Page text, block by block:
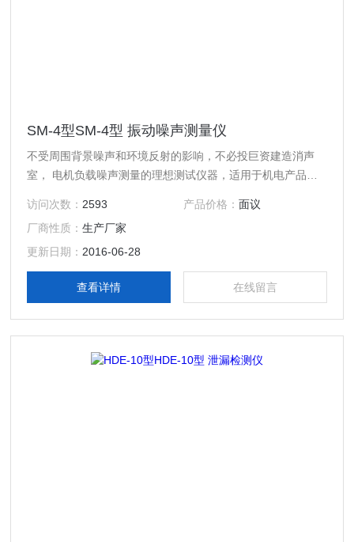
SM-4型SM-4型 振动噪声测量仪
不受周围背景噪声和环境反射的影响，不必投巨资建造消声
室， 电机负载噪声测量的理想测试仪器，适用于机电产品的
访问次数： 2593 产品价格： 面议
厂商性质：生产厂家
更新日期： 2016-06-28
查看详情 在线留言